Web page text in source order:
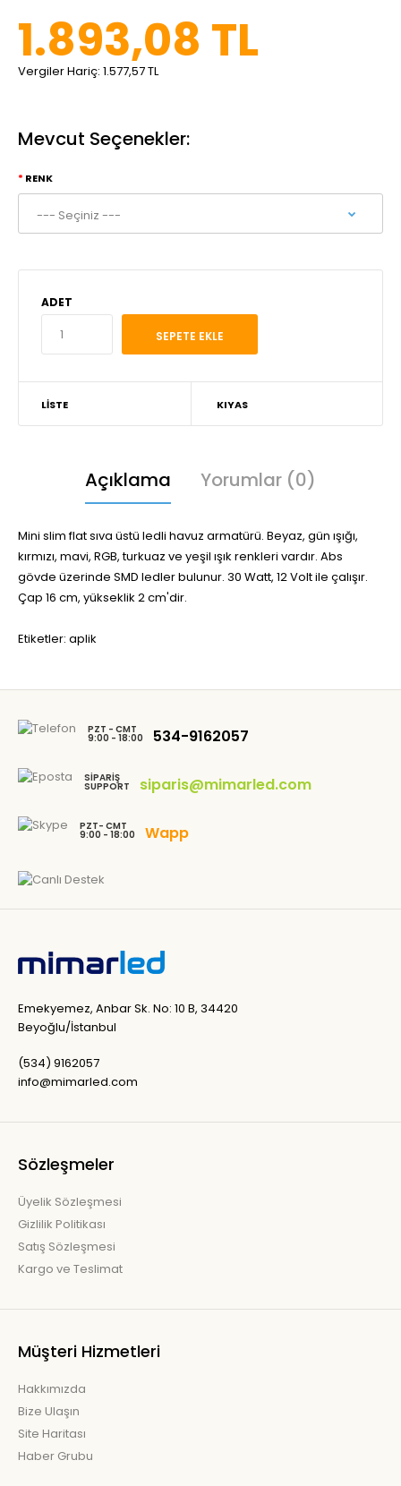
1.893,08 TL
Vergiler Hariç: 1.577,57 TL
Mevcut Seçenekler:
RENK
ADET
LISTE KIYAS
Açıklama Yorumlar (0)
Mini slim flat sıva üstü ledli havuz armatürü. Beyaz, gün ışığı,
kırmızı, mavi, RGB, turkuaz ve yeşil ışık renkleri vardır. Abs
gövde üzerinde SMD ledler bulunur. 30 Watt, 12 Volt ile çalışır.
Çap 16 cm, yükseklik 2 cm'dir.
Etiketler: aplik
PZT - CMT
9:00 - 18:00 534-9162057
SIPARIŞ
SUPPORT siparis@mimarled.com
PZT- CMT
9:00 - 18:00 Wapp
Emekyemez, Anbar Sk. No: 10 B, 34420
Beyoğlu/İstanbul
(534) 9162057
info@mimarled.com
Sözleşmeler
Üyelik Sözleşmesi
Gizlilik Politikası
Satış Sözleşmesi
Kargo ve Teslimat
Müşteri Hizmetleri
Hakkımızda
Bize Ulaşın
Site Haritası
Haber Grubu